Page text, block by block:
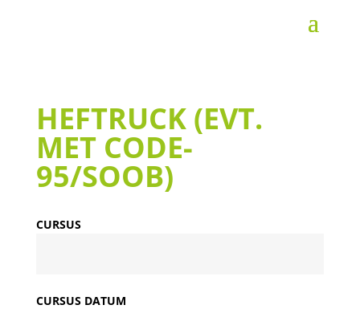
HEFTRUCK (EVT.
MET CODE-
95/SOOB)
CURSUS
CURSUS DATUM